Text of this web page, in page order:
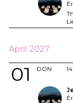
April 2027
DON
01